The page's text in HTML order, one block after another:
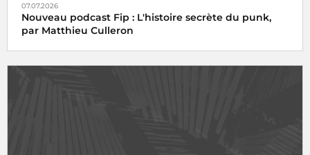
07.07.2026
Nouveau podcast Fip : L'histoire secrète du punk,
par Matthieu Culleron